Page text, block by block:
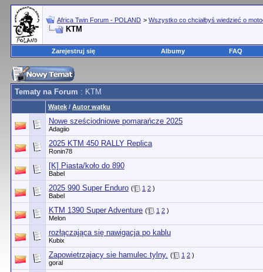
Africa Twin Forum - POLAND > Wszystko co chciałbyś wiedzieć o
KTM
Zarejestruj się Albumy FAQ
Tematy na Forum : KTM
Wątek / Autor wątku
Nowe sześciodniowe pomarańcze 2025
Adagiio
2025 KTM 450 RALLY Replica
Ronin78
[K] Piasta/koło do 890
Babel
2025 990 Super Enduro ( 1 2 )
Babel
KTM 1390 Super Adventure ( 1 2 )
Melon
rozłączająca się nawigacja po kablu
Kubix
Zapowietrzajacy sie hamulec tylny. ( 1 2 )
goral